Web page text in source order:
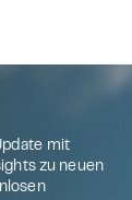
mit
zu neuen